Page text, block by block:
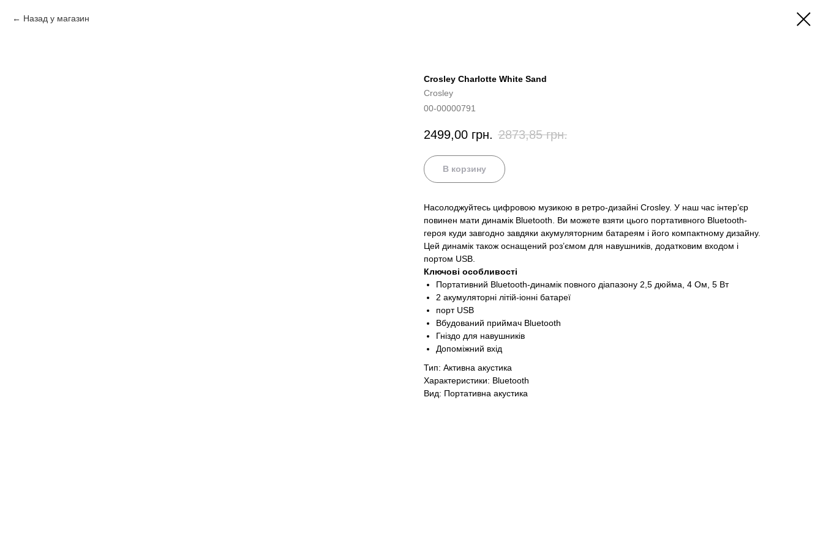
Назад у магазин
Crosley Charlotte White Sand
Crosley
00-00000791
2499,00 грн. 2873,85 грн.
В корзину
Насолоджуйтесь цифровою музикою в ретро-дизайні Crosley. У наш час інтер’єр
повинен мати динамік Bluetooth. Ви можете взяти цього портативного Bluetooth-
героя куди завгодно завдяки акумуляторним батареям і його компактному дизайну.
Цей динамік також оснащений роз’ємом для навушників, додатковим входом і
портом USB.
Ключові особливості
Портативний Bluetooth-динамік повного діапазону 2,5 дюйма, 4 Ом, 5 Вт
2 акумуляторні літій-іонні батареї
порт USB
Вбудований приймач Bluetooth
Гніздо для навушників
Допоміжний вхід
Тип: Активна акустика
Характеристики: Bluetooth
Вид: Портативна акустика